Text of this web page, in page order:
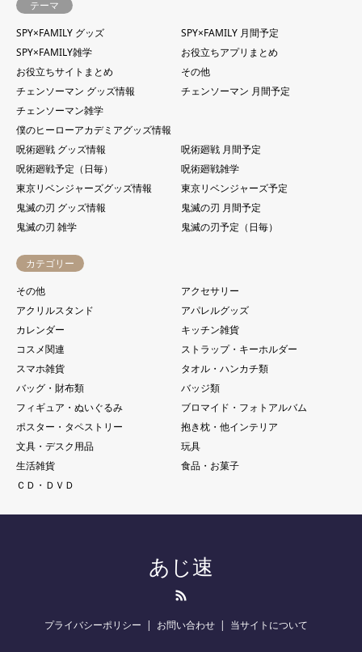
テーマ
SPY×FAMILY グッズ
SPY×FAMILY 月間予定
SPY×FAMILY雑学
お役立ちアプリまとめ
お役立ちサイトまとめ
その他
チェンソーマン グッズ情報
チェンソーマン 月間予定
チェンソーマン雑学
僕のヒーローアカデミアグッズ情報
呪術廻戦 グッズ情報
呪術廻戦 月間予定
呪術廻戦予定（日毎）
呪術廻戦雑学
東京リベンジャーズグッズ情報
東京リベンジャーズ予定
鬼滅の刃 グッズ情報
鬼滅の刃 月間予定
鬼滅の刃 雑学
鬼滅の刃予定（日毎）
カテゴリー
その他
アクセサリー
アクリルスタンド
アパレルグッズ
カレンダー
キッチン雑貨
コスメ関連
ストラップ・キーホルダー
スマホ雑貨
タオル・ハンカチ類
バッグ・財布類
バッジ類
フィギュア・ぬいぐるみ
ブロマイド・フォトアルバム
ポスター・タペストリー
抱き枕・他インテリア
文具・デスク用品
玩具
生活雑貨
食品・お菓子
ＣＤ・ＤＶＤ
あじ速
プライバシーポリシー お問い合わせ 当サイトについて